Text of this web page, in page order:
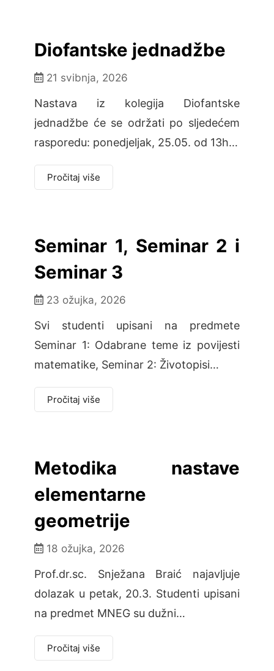
Diofantske jednadžbe
21 svibnja, 2026
Nastava iz kolegija Diofantske
jednadžbe će se održati po sljedećem
rasporedu: ponedjeljak, 25.05. od 13h…
Pročitaj više
Seminar 1, Seminar 2 i
Seminar 3
23 ožujka, 2026
Svi studenti upisani na predmete
Seminar 1: Odabrane teme iz povijesti
matematike, Seminar 2: Životopisi…
Pročitaj više
Metodika nastave
elementarne
geometrije
18 ožujka, 2026
Prof.dr.sc. Snježana Braić najavljuje
dolazak u petak, 20.3. Studenti upisani
na predmet MNEG su dužni…
Pročitaj više